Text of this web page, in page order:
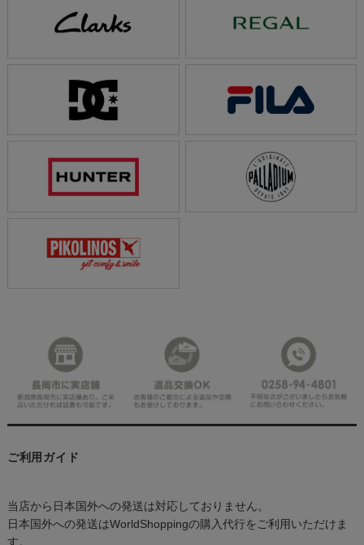
ご利用ガイド
当店から日本国外への発送は対応しておりません。
日本国外への発送はWorldShoppingの購入代行をご利用いただけま
す。